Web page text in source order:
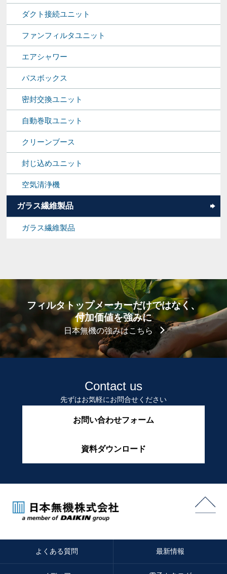
ダクト接続ユニット
ファンフィルタユニット
エアシャワー
パスボックス
密封交換ユニット
自動巻取ユニット
クリーンブース
封じ込めユニット
空気清浄機
ガラス繊維製品
ガラス繊維製品
フィルタトップメーカーだけではなく、
付加価値を強みに
日本無機の強みはこちら
Contact us
先ずはお気軽にお問合せください
お問い合わせフォーム
資料ダウンロード
よくある質問 最新情報